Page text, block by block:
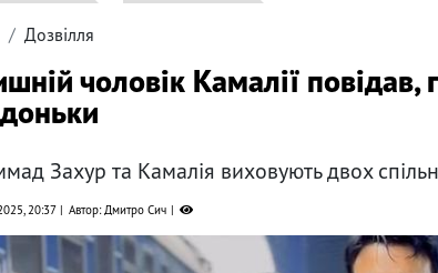
Дозвілля
чоловік Камалії
Захур та Камалія виховують двох
20:37 Автор: Дмитро Сич